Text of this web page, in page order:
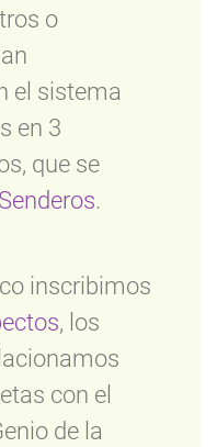
o
el sistema
en 3
que se
Senderos.
inscribimos
, los
con el
de la